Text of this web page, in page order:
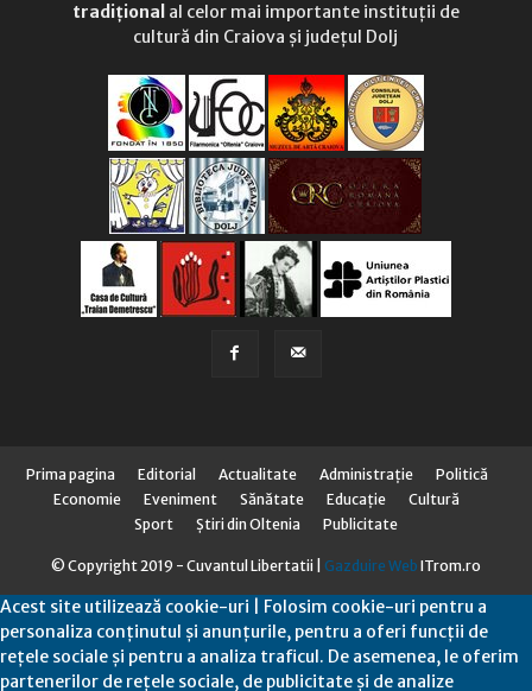
tradițional al celor mai importante instituții de
cultură din Craiova și județul Dolj
Prima pagina Editorial Actualitate Administraţie
Politică
Economie
Eveniment Sănătate Educaţie
Cultură
Sport
Știri din Oltenia Publicitate
© Copyright 2019 - Cuvantul Libertatii | Gazduire Web ITrom.ro
Acest site utilizează cookie-uri | Folosim cookie-uri pentru a
personaliza conținutul și anunțurile, pentru a oferi funcții de
rețele sociale și pentru a analiza traficul. De asemenea, le oferim
partenerilor de rețele sociale, de publicitate și de analize